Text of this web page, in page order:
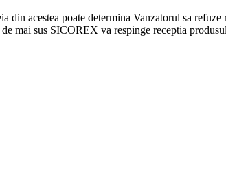
acestea poate determina Vanzatorul sa
mai sus SICOREX va respinge receptia